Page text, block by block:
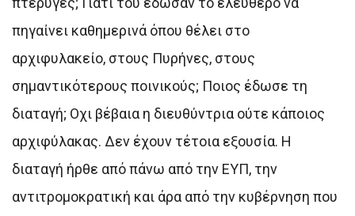
πηγαίνει καθημερινά όπου θέλει στο
αρχιφυλακείο, στους Πυρήνες, στους
σημαντικότερους ποινικούς; Ποιος έδωσε τη
διαταγή; Οχι βέβαια η διευθύντρια ούτε κάποιος
αρχιφύλακας. Δεν έχουν τέτοια εξουσία. Η
διαταγή ήρθε από πάνω από την ΕΥΠ, την
αντιτρομοκρατική και άρα από την κυβέρνηση που